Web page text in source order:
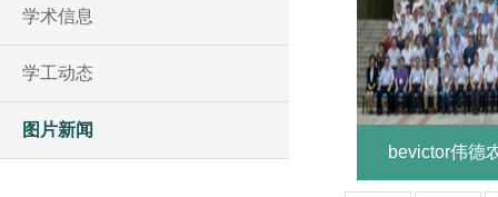
学术信息
学工动态
图片新闻
bevictor伟德